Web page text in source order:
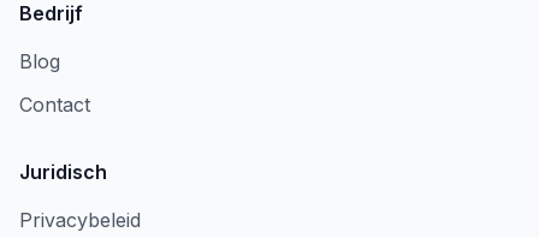
Bedrijf
Blog
Contact
Juridisch
Privacybeleid